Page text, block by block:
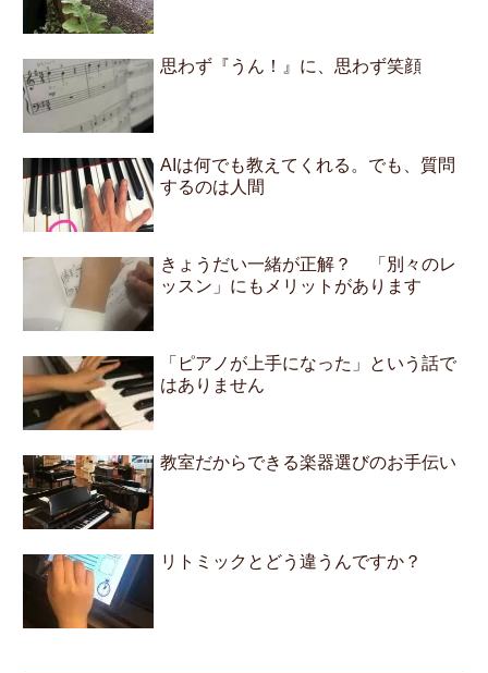
思わず『うん！』に、思わず笑顔
AIは何でも教えてくれる。でも、質問
するのは人間
きょうだい一緒が正解？ 「別々のレ
ッスン」にもメリットがあります
「ピアノが上手になった」という話で
はありません
教室だからできる楽器選びのお手伝い
リトミックとどう違うんですか？